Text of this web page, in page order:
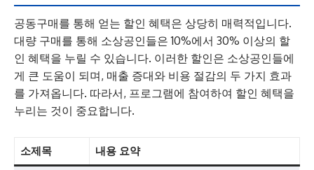
공동구매를 통해 얻는 할인 혜택은 상당히 매력적입니다.
대량 구매를 통해 소상공인들은 10%에서 30% 이상의 할
인 혜택을 누릴 수 있습니다. 이러한 할인은 소상공인들에
게 큰 도움이 되며, 매출 증대와 비용 절감의 두 가지 효과
를 가져옵니다. 따라서, 프로그램에 참여하여 할인 혜택을
누리는 것이 중요합니다.
소제목 내용 요약